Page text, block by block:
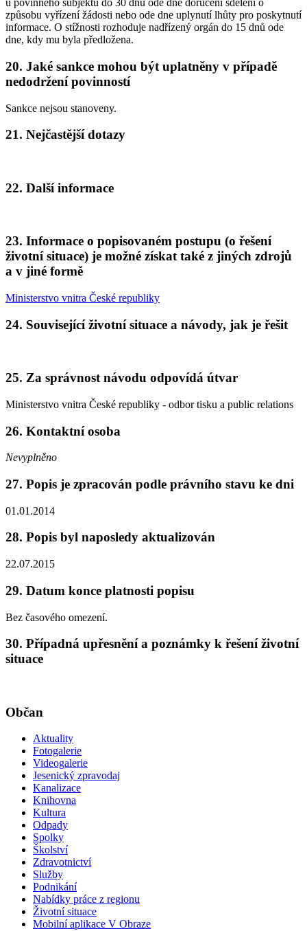
u povinného subjektu do 30 dnů ode dne doručení sdělení o
způsobu vyřízení žádosti nebo ode dne uplynutí lhůty pro poskytnutí
informace. O stížnosti rozhoduje nadřízený orgán do 15 dnů ode
dne, kdy mu byla předložena.
20. Jaké sankce mohou být uplatněny v případě
nedodržení povinností
Sankce nejsou stanoveny.
21. Nejčastější dotazy
22. Další informace
23. Informace o popisovaném postupu (o řešení
životní situace) je možné získat také z jiných zdrojů
a v jiné formě
Ministerstvo vnitra České republiky
24. Související životní situace a návody, jak je řešit
25. Za správnost návodu odpovídá útvar
Ministerstvo vnitra České republiky - odbor tisku a public relations
26. Kontaktní osoba
Nevyplněno
27. Popis je zpracován podle právního stavu ke dni
01.01.2014
28. Popis byl naposledy aktualizován
22.07.2015
29. Datum konce platnosti popisu
Bez časového omezení.
30. Případná upřesnění a poznámky k řešení životní
situace
Občan
Aktuality
Fotogalerie
Videogalerie
Jesenický zpravodaj
Kanalizace
Knihovna
Kultura
Odpady
Spolky
Školství
Zdravotnictví
Služby
Podnikání
Nabídky práce z regionu
Životní situace
Mobilní aplikace V Obraze